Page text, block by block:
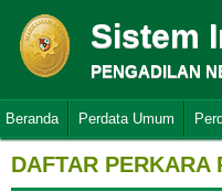
Sistem
PENGADILAN
Beranda Perdata Umum
DAFTAR PERKARA